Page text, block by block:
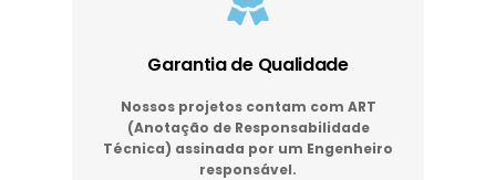
Garantia de Qualidade
Nossos projetos contam com ART
(Anotação de Responsabilidade
Técnica) assinada por um Engenheiro
responsável.